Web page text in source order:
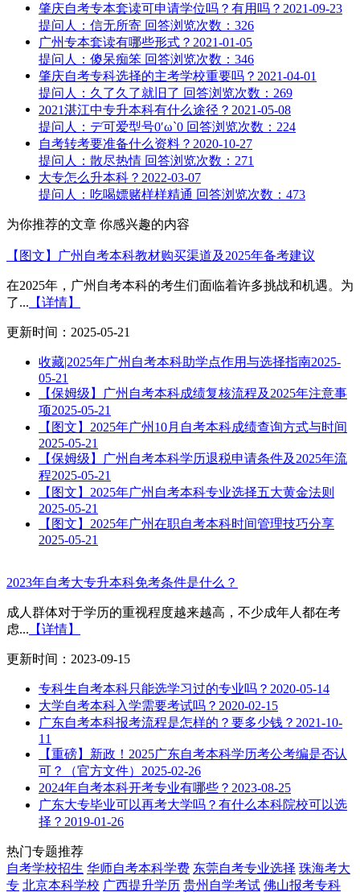
肇庆自考专本套读可申请学位吗？有用吗？ 2021-09-23
提问人：信无所寄 回答浏览次数：326
广州专本套读有哪些形式？ 2021-01-05
提问人：傻呆痴笨 回答浏览次数：346
肇庆自考专科选择的主考学校重要吗？ 2021-04-01
提问人：久了久了就旧了 回答浏览次数：269
2021湛江中专升本科有什么途径？ 2021-05-08
提问人：デ可爱型号0′ω`0 回答浏览次数：224
自考转考要准备什么资料？ 2020-10-27
提问人：散尽热情 回答浏览次数：271
大专怎么升本科？ 2022-03-07
提问人：吃喝嫖赌样样精通 回答浏览次数：473
为你推荐的文章 你感兴趣的内容
【图文】广州自考本科教材购买渠道及2025年备考建议
在2025年，广州自考本科的考生们面临着许多挑战和机遇。为
了... 【详情】
更新时间：2025-05-21
收藏|2025年广州自考本科助学点作用与选择指南2025-
05-21
【保姆级】广州自考本科成绩复核流程及2025年注意事
项2025-05-21
【图文】2025年广州10月自考本科成绩查询方式与时间
2025-05-21
【保姆级】广州自考本科学历退税申请条件及2025年流
程2025-05-21
【图文】2025年广州自考本科专业选择五大黄金法则
2025-05-21
【图文】2025年广州在职自考本科时间管理技巧分享
2025-05-21
2023年自考大专升本科免考条件是什么？
成人群体对于学历的重视程度越来越高，不少成年人都在考
虑... 【详情】
更新时间：2023-09-15
专科生自考本科只能选学习过的专业吗？ 2020-05-14
大学自考本科入学需要考试吗？ 2020-02-15
广东自考本科报考流程是怎样的？要多少钱？ 2021-10-
11
【重磅】新政！2025广东自考本科学历考公考编是否认
可？（官方文件） 2025-02-26
2024年自考本科开考专业有哪些？ 2023-08-25
广东大专毕业可以再考大学吗？有什么本科院校可以选
择？ 2019-01-26
热门专题推荐
自考学校招生 华师自考本科学费 东莞自考专业选择 珠海考大
专 北京本科学校 广西提升学历 贵州自学考试 佛山报考专科